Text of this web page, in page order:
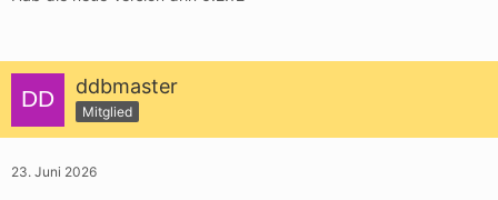
ddbmaster
Mitglied
23. Juni 2026